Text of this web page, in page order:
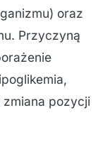
oraz
Przyczyną
zmiana pozycji